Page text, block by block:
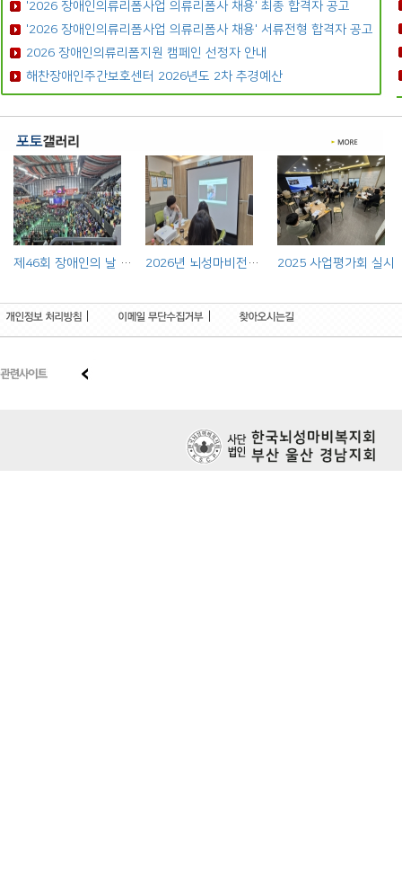
'2026 장애인의류리폼사업 의류리폼사 채용' 최종 합격자 공고
'2026 장애인의류리폼사업 의류리폼사 채용' 서류전형 합격자 공고
2026 장애인의류리폼지원 캠페인 선정자 안내
해찬장애인주간보호센터 2026년도 2차 추경예산
제46회 장애인의 날 기념행사(법인사업 홍보부스 운영) 2026년 뇌성마비전문기관 연합사례회의 실시 2025 사업평가회 실시
|